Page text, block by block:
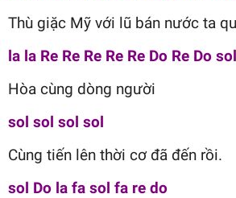
Thù giặc Mỹ với lũ bán nước ta
la la Re Re Re Re Re Do Re Do sol
Hòa cùng dòng người
sol sol sol sol
Cùng tiến lên thời cơ đã đến rồi.
sol Do la fa sol fa re do